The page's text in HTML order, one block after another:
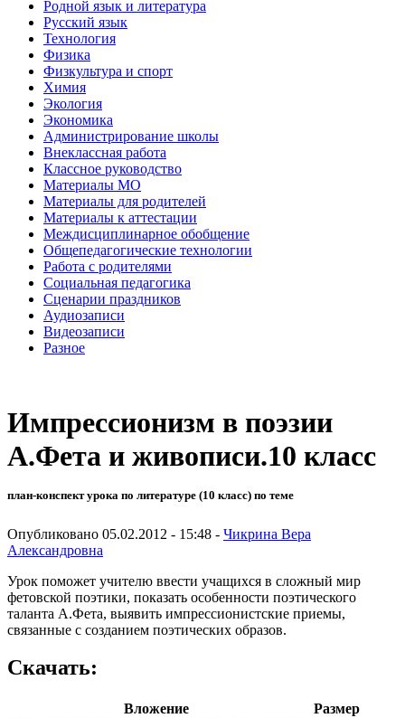
Родной язык и литература
Русский язык
Технология
Физика
Физкультура и спорт
Химия
Экология
Экономика
Администрирование школы
Внеклассная работа
Классное руководство
Материалы МО
Материалы для родителей
Материалы к аттестации
Междисциплинарное обобщение
Общепедагогические технологии
Работа с родителями
Социальная педагогика
Сценарии праздников
Аудиозаписи
Видеозаписи
Разное
Импрессионизм в поэзии
А.Фета и живописи.10 класс
план-конспект урока по литературе (10 класс) по теме
Опубликовано 05.02.2012 - 15:48 - Чикрина Вера
Александровна
Урок поможет учителю ввести учащихся в сложный мир
фетовской поэтики, показать особенности поэтического
таланта А.Фета, выявить импрессионистские приемы,
связанные с созданием поэтических образов.
Скачать:
Вложение
Размер